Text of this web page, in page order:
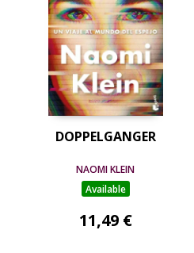
DOPPELGANGER
NAOMI KLEIN
Available
11,49 €